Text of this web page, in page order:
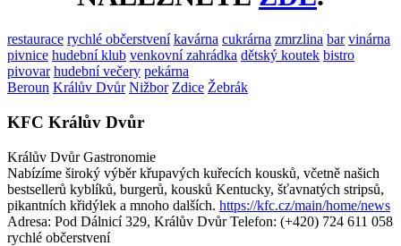
restaurace rychlé občerstvení kavárna cukrárna zmrzlina bar vinárna
pivnice hudební klub venkovní zahrádka dětský koutek bistro
pivovar hudební večery pekárna
Beroun Králův Dvůr Nižbor Zdice Žebrák
KFC Králův Dvůr
Králův Dvůr Gastronomie
Nabízíme široký výběr křupavých kuřecích kousků, včetně našich
bestsellerů kyblíků, burgerů, kousků Kentucky, šťavnatých stripsů,
pikantních křidýlek a mnoho dalších. https://kfc.cz/main/home/news
Adresa: Pod Dálnicí 329, Králův Dvůr Telefon: (+420) 724 611 058
rychlé občerstvení